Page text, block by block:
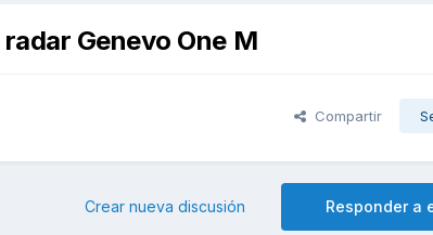
Genevo One M
Compartir
Responder a
Crear nueva discusión